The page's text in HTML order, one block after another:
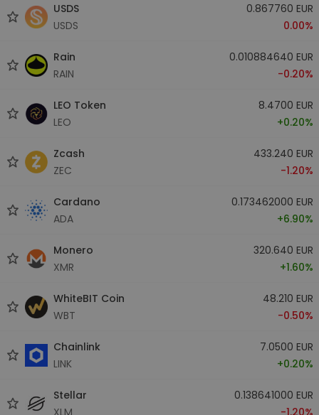
USDS
USDS
0.867760 EUR
0.00%
Rain
RAIN
0.010884640 EUR
-0.20%
LEO Token
LEO
8.4700 EUR
+0.20%
Zcash
ZEC
433.240 EUR
-1.20%
Cardano
ADA
0.173462000 EUR
+6.90%
Monero
XMR
320.640 EUR
+1.60%
WhiteBIT Coin
WBT
48.210 EUR
-0.50%
Chainlink
LINK
7.0500 EUR
+0.20%
Stellar
XLM
0.138641000 EUR
-1.20%